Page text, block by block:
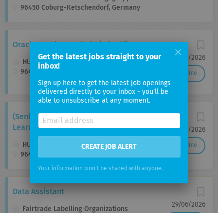
96450 Coburg-Ketschendorf, Germany
19/06/2026
Full time
Oracle Database Admin (w/m/d)
HUK-COBURG Versicherungsgruppe
96450 Coburg, Germany
01/07/2026
Full time
(Senior) Applied Scientist (Machine
Learning) (w/m/d)
HUK-COBURG Versicherungsgruppe
96450 Coburg, Germany
29/06/2026
Data Assistant
Fairtrade Labelling Organizations
Get the latest jobs straight to your
inbox!
Sign up here to get the latest job openings
delivered directly to your inbox - you'll be
able to unsubscribe at any moment.
CREATE JOB ALERT
Your information won't be shared with anyone.